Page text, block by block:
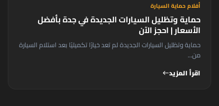
أفلام حماية السيارة
حماية وتظليل السيارات الجديدة في جدة بأفضل
الأسعار | احجز الآن
حماية وتظليل السيارات الجديدة لم تعد خيارًا تكميليًا بعد استلام السيارة
من...
اقرأ المزيدwest